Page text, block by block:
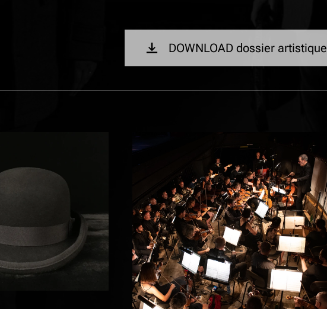
DOWNLOAD dossier artistique